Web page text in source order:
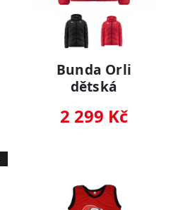
Bunda Orli
dětská
2 299 Kč